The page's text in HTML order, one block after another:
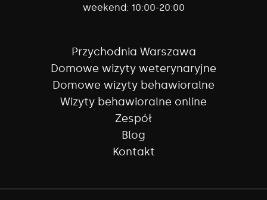
weekend: 10:00-20:00
Przychodnia Warszawa
Domowe wizyty weterynaryjne
Domowe wizyty behawioralne
Wizyty behawioralne online
Zespół
Blog
Kontakt